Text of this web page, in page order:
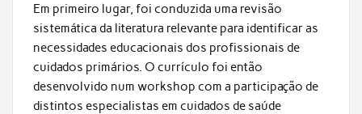
Em primeiro lugar, foi conduzida uma revisão
sistemática da literatura relevante para identificar as
necessidades educacionais dos profissionais de
cuidados primários. O currículo foi então
desenvolvido num workshop com a participação de
distintos especialistas em cuidados de saúde